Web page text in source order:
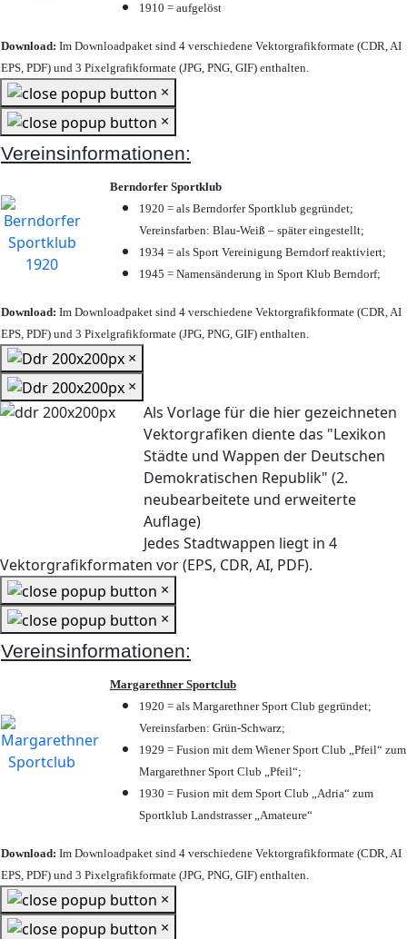
1910 = aufgelöst
Download: Im Downloadpaket sind 4 verschiedene Vektorgrafikformate (CDR, AI
EPS, PDF) und 3 Pixelgrafikformate (JPG, PNG, GIF) enthalten.
×
×
Vereinsinformationen:
Berndorfer Sportklub
1920 = als Berndorfer Sportklub gegründet;
Vereinsfarben: Blau-Weiß – später eingestellt;
1934 = als Sport Vereinigung Berndorf reaktiviert;
1945 = Namensänderung in Sport Klub Berndorf;
Download: Im Downloadpaket sind 4 verschiedene Vektorgrafikformate (CDR, AI
EPS, PDF) und 3 Pixelgrafikformate (JPG, PNG, GIF) enthalten.
×
×
Als Vorlage für die hier gezeichneten
Vektorgrafiken diente das "Lexikon
Städte und Wappen der Deutschen
Demokratischen Republik" (2.
neubearbeitete und erweiterte
Auflage)
Jedes Stadtwappen liegt in 4
Vektorgrafikformaten vor (EPS, CDR, AI, PDF).
×
×
Vereinsinformationen:
Margarethner Sportclub
1920 = als Margarethner Sport Club gegründet;
Vereinsfarben: Grün-Schwarz;
1929 = Fusion mit dem Wiener Sport Club „Pfeil“ zum
Margarethner Sport Club „Pfeil“;
1930 = Fusion mit dem Sport Club „Adria“ zum
Sportklub Landstrasser „Amateure“
Download: Im Downloadpaket sind 4 verschiedene Vektorgrafikformate (CDR, AI
EPS, PDF) und 3 Pixelgrafikformate (JPG, PNG, GIF) enthalten.
×
×